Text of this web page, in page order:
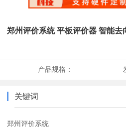
郑州评价系统 平板评价器 智能去
产品规格：
关键词
郑州评价系统